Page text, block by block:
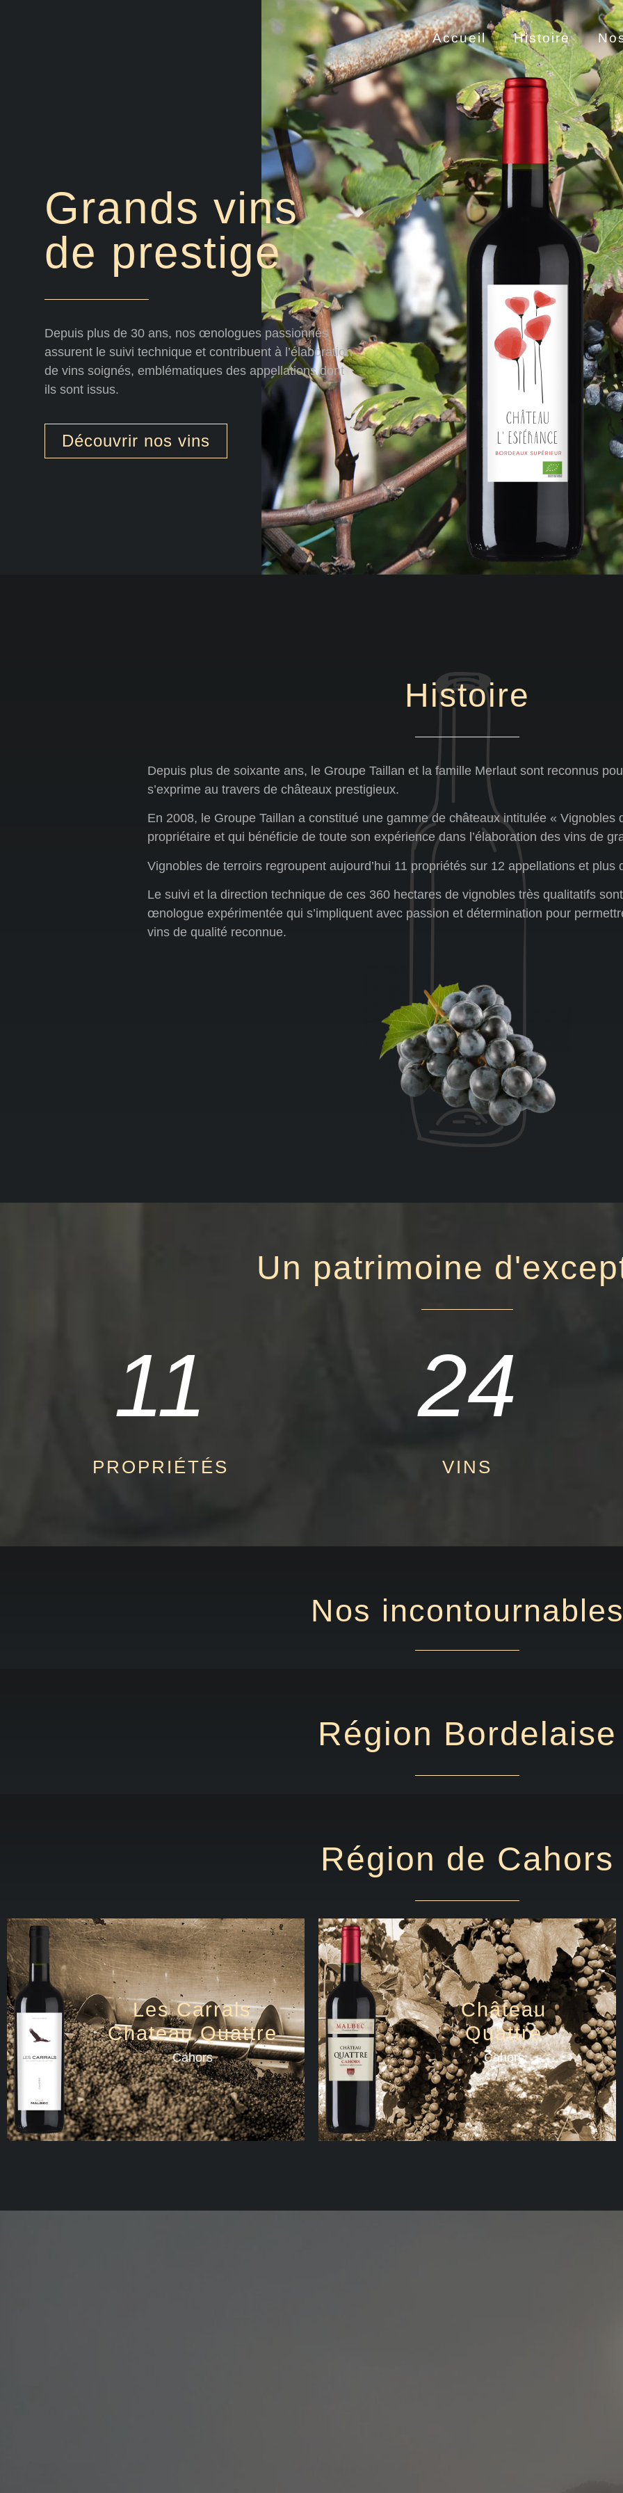
Accueil Histoire
Grands vins
de prestige
Depuis plus de 30 ans, nos œnologues passionnés
assurent le suivi technique et contribuent à l’élaboration
de vins soignés, emblématiques des appellations dont
ils sont issus.
Découvrir nos vins
Histoire
Depuis plus de soixante ans, le Groupe Taillan et la famille Merlaut sont reconnus
s’exprime au travers de châteaux prestigieux.
En 2008, le Groupe Taillan a constitué une gamme de châteaux intitulée « Vignobles
propriétaire et qui bénéficie de toute son expérience dans l’élaboration des vins de
Vignobles de terroirs regroupent aujourd’hui 11 propriétés sur 12 appellations et plus
Le suivi et la direction technique de ces 360 hectares de vignobles très qualitatifs
œnologue expérimentée qui s’impliquent avec passion et détermination pour
vins de qualité reconnue.
Un patrimoine
11
PROPRIÉTÉS
24
VINS
Nos
Région Bordelaise
Région de Cahors
Les Carrals
Chateau Quattre
Cahors
Château
Quattre
Cahors